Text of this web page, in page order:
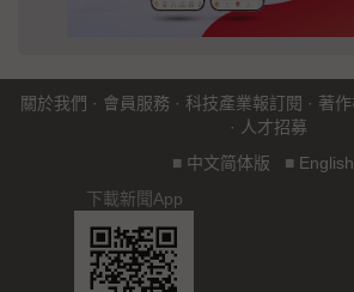
關於我們 · 會員服務 · 科技產業報訂閱 · 著
· 人才招募
■ 中文简体版 ■ English
下載新聞App